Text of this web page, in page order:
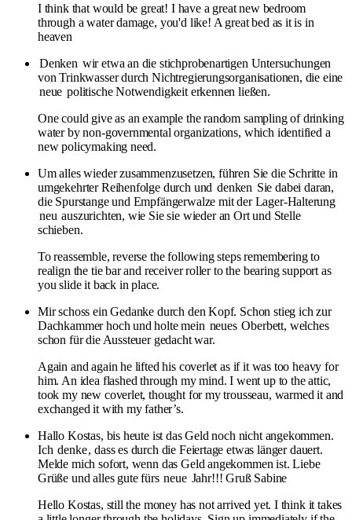
I think that would be great! I have a great new bedroom
through a water damage, you'd like! A great bed as it is in
heaven
Denken wir etwa an die stichprobenartigen Untersuchungen
von Trinkwasser durch Nichtregierungsorganisationen, die eine
neue politische Notwendigkeit erkennen ließen.
One could give as an example the random sampling of drinking
water by non-governmental organizations, which identified a
new policymaking need.
Um alles wieder zusammenzusetzen, führen Sie die Schritte in
umgekehrter Reihenfolge durch und denken Sie dabei daran,
die Spurstange und Empfängerwalze mit der Lager-Halterung
neu auszurichten, wie Sie sie wieder an Ort und Stelle
schieben.
To reassemble, reverse the following steps remembering to
realign the tie bar and receiver roller to the bearing support as
you slide it back in place.
Mir schoss ein Gedanke durch den Kopf. Schon stieg ich zur
Dachkammer hoch und holte mein neues Oberbett, welches
schon für die Aussteuer gedacht war.
Again and again he lifted his coverlet as if it was too heavy for
him. An idea flashed through my mind. I went up to the attic,
took my new coverlet, thought for my trousseau, warmed it and
exchanged it with my father’s.
Hallo Kostas, bis heute ist das Geld noch nicht angekommen.
Ich denke, dass es durch die Feiertage etwas länger dauert.
Melde mich sofort, wenn das Geld angekommen ist. Liebe
Grüße und alles gute fürs neue Jahr!!! Gruß Sabine
Hello Kostas, still the money has not arrived yet. I think it takes